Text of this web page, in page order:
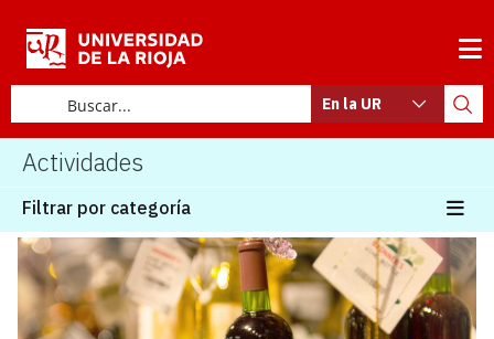
En la UR
Actividades
Filtrar por categoría